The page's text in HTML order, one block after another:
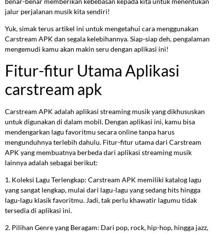
jalur perjalanan musik kita sendiri!
Yuk, simak terus artikel ini untuk mengetahui cara menggunakan
Carstream APK dan segala kelebihannya. Siap-siap deh, pengalaman
mengemudi kamu akan makin seru dengan aplikasi ini!
Fitur-fitur Utama Aplikasi
carstream apk
Carstream APK adalah aplikasi streaming musik yang dikhususkan
untuk digunakan di dalam mobil. Dengan aplikasi ini, kamu bisa
mendengarkan lagu favoritmu secara online tanpa harus
mengunduhnya terlebih dahulu. Fitur-fitur utama dari Carstream
APK yang membuatnya berbeda dari aplikasi streaming musik
lainnya adalah sebagai berikut:
1. Koleksi Lagu Terlengkap: Carstream APK memiliki katalog lagu
yang sangat lengkap, mulai dari lagu-lagu yang sedang hits hingga
lagu-lagu klasik favoritmu. Jadi, tak perlu khawatir lagumu tidak
tersedia di aplikasi ini.
2. Pilihan Genre yang Beragam: Dari pop, rock, hip-hop, hingga jazz,